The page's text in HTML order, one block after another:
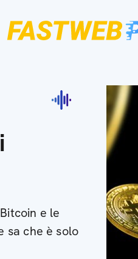
e le
sa che è solo